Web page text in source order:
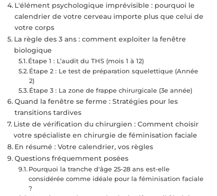
L'élément psychologique imprévisible : pourquoi le
calendrier de votre cerveau importe plus que celui de
votre corps
La règle des 3 ans : comment exploiter la fenêtre
biologique
Étape 1 : L’audit du THS (mois 1 à 12)
Étape 2 : Le test de préparation squelettique (Année
2)
Étape 3 : La zone de frappe chirurgicale (3e année)
Quand la fenêtre se ferme : Stratégies pour les
transitions tardives
Liste de vérification du chirurgien : Comment choisir
votre spécialiste en chirurgie de féminisation faciale
En résumé : Votre calendrier, vos règles
Questions fréquemment posées
Pourquoi la tranche d'âge 25-28 ans est-elle
considérée comme idéale pour la féminisation faciale
?